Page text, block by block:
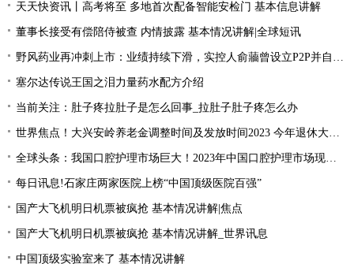
天天快资讯丨高考将至 多地首次配备智能安检门 基本信息讲解
董事长接受有偿陪侍被查 内情披露 基本情况讲解|全球短讯
野风药业再冲刺上市：业绩持续下滑，实控人俞蘠曾设立P2P并自融 天天观察
塞尔达传说王国之泪力量药水配方介绍
当前关注：肚子疼拉肚子是怎么回事_拉肚子肚子疼怎么办
世界焦点！大兴安岭养老金调整时间及发放时间2023 今年退休大概会涨的的？
全球头条：我国口腔护理市场巨大！2023年中国口腔护理市场现状分析
每日讯息!石家庄两家医院上榜“中国顶级医院百强”
国产大飞机明日机票被疯抢 基本情况讲解|焦点
国产大飞机明日机票被疯抢 基本情况讲解_世界讯息
中国顶级实验室来了 基本情况讲解